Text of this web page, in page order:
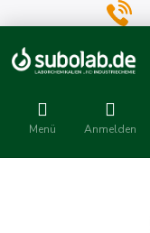
Menü Anmelden